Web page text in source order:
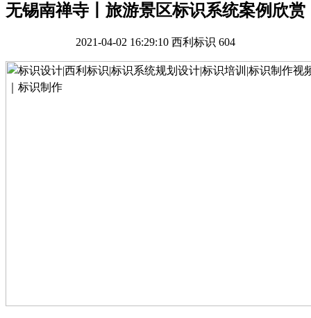
无锡南禅寺丨旅游景区标识系统案例欣赏
2021-04-02 16:29:10 西利标识 604